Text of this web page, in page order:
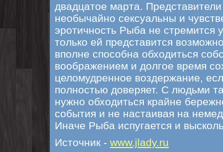
двадцатое марта.
необычайно сексуальны и
эротичность Рыба не стремится
только ей представится
вполне способна обходиться
воображением и долгое время
целомудренное воздержание,
полностью доверяет. С людьми
нужно обходиться крайне
события и не настаивая на
Иначе Рыба испугается и
Источник - www.jlady.ru